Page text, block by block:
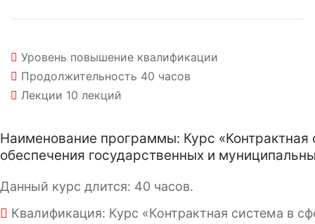
Уровень повышение квалификации
Продолжительность 40 часов
Лекции 10 лекций
Наименование программы: Курс «Контрактная
обеспечения государственных и
Данный курс длится: 40 часов.
Квалификация: Курс «Контрактная система в